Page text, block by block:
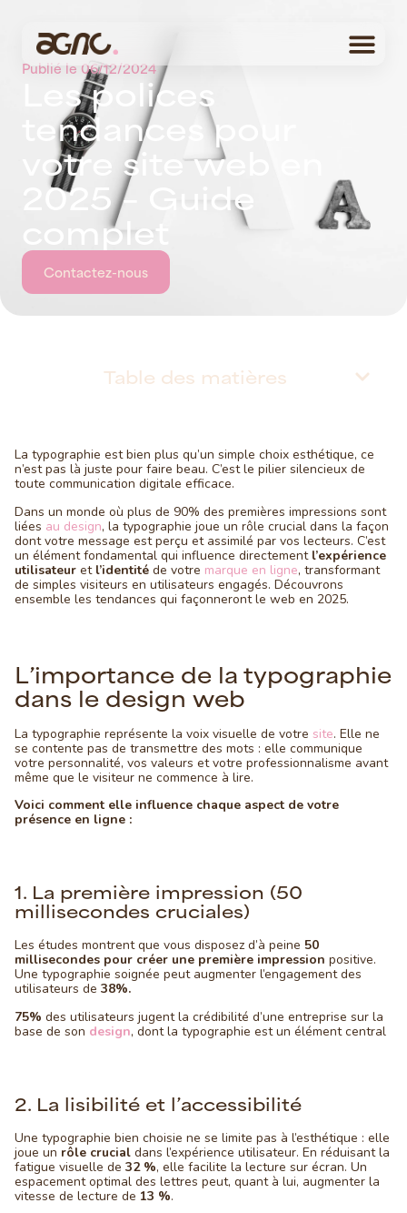
Publié le 06/12/2024
sp ic s
nd nc s p
otre si we
02 5– u de
pl e
Contactez-nous
Table des matières
La typographie est bien plus qu’un simple choix esthétique, ce
n’est pas là juste pour faire beau. C’est le pilier silencieux de
toute communication digitale efficace.
Dans un monde où plus de 90% des premières impressions sont
liées au design, la typographie joue un rôle crucial dans la façon
dont votre message est perçu et assimilé par vos lecteurs. C’est
un élément fondamental qui influence directement l’expérience
utilisateur et l’identité de votre marque en ligne, transformant
de simples visiteurs en utilisateurs engagés. Découvrons
ensemble les tendances qui façonneront le web en 2025.
L’importance de la typographie
dans le design web
La typographie représente la voix visuelle de votre site. Elle ne
se contente pas de transmettre des mots : elle communique
votre personnalité, vos valeurs et votre professionnalisme avant
même que le visiteur ne commence à lire.
Voici comment elle influence chaque aspect de votre
présence en ligne :
1. La première impression (50
millisecondes cruciales)
Les études montrent que vous disposez d’à peine 50
millisecondes pour créer une première impression positive.
Une typographie soignée peut augmenter l’engagement des
utilisateurs de 38%.
75% des utilisateurs jugent la crédibilité d’une entreprise sur la
base de son design, dont la typographie est un élément central
2. La lisibilité et l’accessibilité
Une typographie bien choisie ne se limite pas à l’esthétique : elle
joue un rôle crucial dans l’expérience utilisateur. En réduisant la
fatigue visuelle de 32 %, elle facilite la lecture sur écran. Un
espacement optimal des lettres peut, quant à lui, augmenter la
vitesse de lecture de 13 %.